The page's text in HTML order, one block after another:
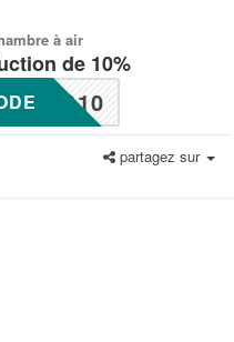
à air
de 10%
O10
partagez sur